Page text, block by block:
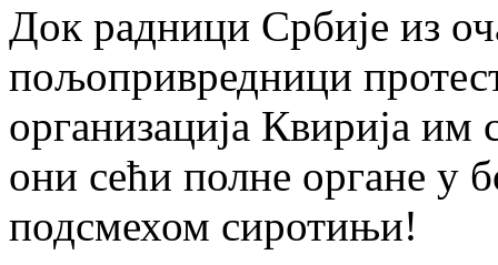
Док радници Србије из
пољопривредници
организација Квирија им
они сећи полне органе у
подсмехом сиротињи!